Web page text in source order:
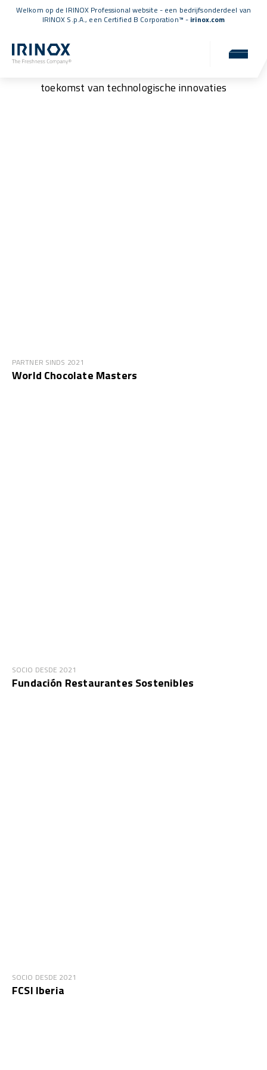
Welkom op de IRINOX Professional website - een bedrijfsonderdeel van
IRINOX S.p.A., een Certified B Corporation™ - irinox.com
toekomst van technologische innovaties
PARTNER SINDS 2021
World Chocolate Masters
SOCIO DESDE 2021
Fundación Restaurantes Sostenibles
SOCIO DESDE 2021
FCSI Iberia